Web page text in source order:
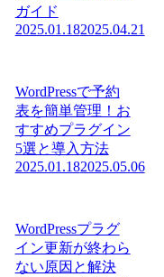
ガイド
2025.01.182025.04.21
WordPressで予約
表を簡単管理！お
すすめプラグイン
5選と導入方法
2025.01.182025.05.06
WordPressプラグ
イン更新が終わら
ない原因と解決